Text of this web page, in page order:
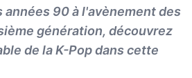
années 90 à l'avènement des
génération, découvrez
de la K-Pop dans cette